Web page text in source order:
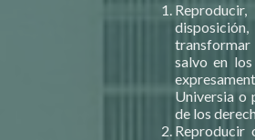
salvo en
Universia o
de los
Reproducir